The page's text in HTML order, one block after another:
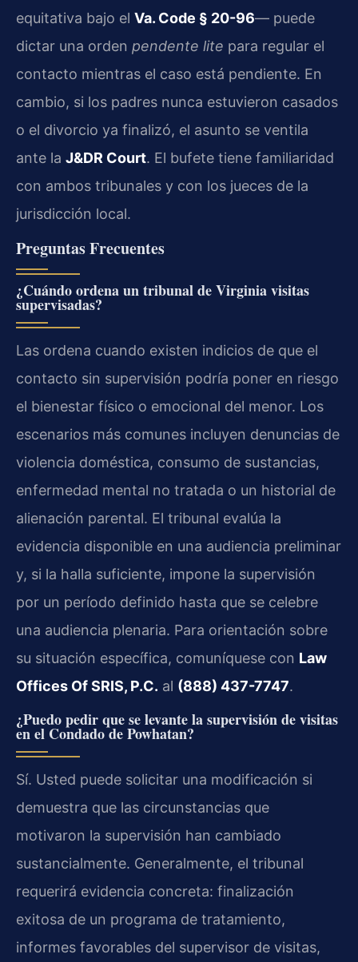
equitativa bajo el Va. Code § 20-96— puede
dictar una orden pendente lite para regular el
contacto mientras el caso está pendiente. En
cambio, si los padres nunca estuvieron casados
o el divorcio ya finalizó, el asunto se ventila
ante la J&DR Court. El bufete tiene familiaridad
con ambos tribunales y con los jueces de la
jurisdicción local.
Preguntas Frecuentes
¿Cuándo ordena un tribunal de Virginia visitas
supervisadas?
Las ordena cuando existen indicios de que el
contacto sin supervisión podría poner en riesgo
el bienestar físico o emocional del menor. Los
escenarios más comunes incluyen denuncias de
violencia doméstica, consumo de sustancias,
enfermedad mental no tratada o un historial de
alienación parental. El tribunal evalúa la
evidencia disponible en una audiencia preliminar
y, si la halla suficiente, impone la supervisión
por un período definido hasta que se celebre
una audiencia plenaria. Para orientación sobre
su situación específica, comuníquese con Law
Offices Of SRIS, P.C. al (888) 437-7747.
¿Puedo pedir que se levante la supervisión de visitas
en el Condado de Powhatan?
Sí. Usted puede solicitar una modificación si
demuestra que las circunstancias que
motivaron la supervisión han cambiado
sustancialmente. Generalmente, el tribunal
requerirá evidencia concreta: finalización
exitosa de un programa de tratamiento,
informes favorables del supervisor de visitas,